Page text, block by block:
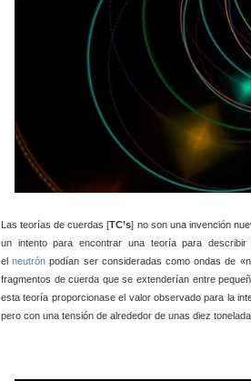
Las teorías de cuerdas [TC’s] no son una invención
un intento para encontrar una teoría para
elneutrón podían ser consideradas como ondas de
fragmentos de cuerda que se extenderían entre
esta teoría proporcionase el valor observado para la
pero con una tensión de alrededor de unas diez